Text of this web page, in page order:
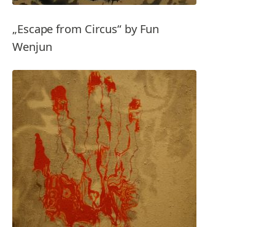
„Escape from Circus“ by Fun
Wenjun